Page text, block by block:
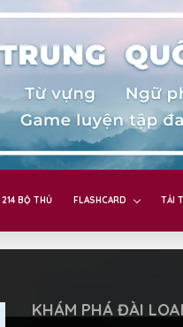
214 BỘ THỦ FLASHCARD TẢI
KHÁM PHÁ ĐÀI